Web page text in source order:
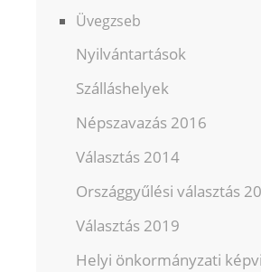
Üvegzseb
Nyilvántartások
Szálláshelyek
Népszavazás 2016
Választás 2014
Országgyűlési választás
Választás 2019
Helyi önkormányzati